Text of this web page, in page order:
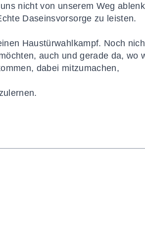
nicht von unserem Weg
Daseinsvorsorge zu leisten.
Haustürwahlkampf. Noch
auch und gerade da, wo
dabei mitzumachen,